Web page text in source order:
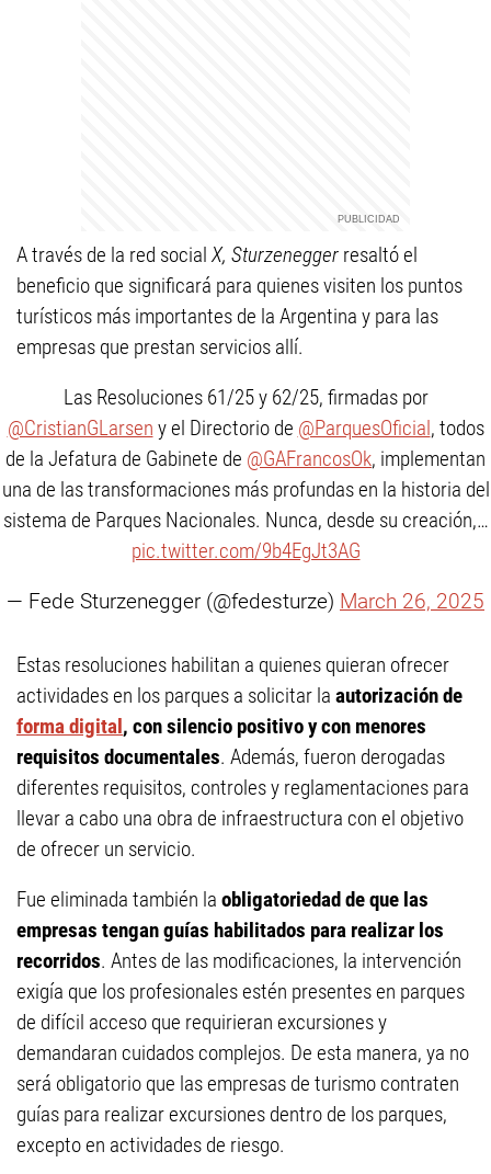
A través de la red social X, Sturzenegger resaltó el
beneficio que significará para quienes visiten los puntos
turísticos más importantes de la Argentina y para las
empresas que prestan servicios allí.
Las Resoluciones 61/25 y 62/25, firmadas por
@CristianGLarsen y el Directorio de @ParquesOficial, todos
de la Jefatura de Gabinete de @GAFrancosOk, implementan
una de las transformaciones más profundas en la historia del
sistema de Parques Nacionales. Nunca, desde su creación,…
pic.twitter.com/9b4EgJt3AG
— Fede Sturzenegger (@fedesturze) March 26, 2025
Estas resoluciones habilitan a quienes quieran ofrecer
actividades en los parques a solicitar la autorización de
forma digital, con silencio positivo y con menores
requisitos documentales. Además, fueron derogadas
diferentes requisitos, controles y reglamentaciones para
llevar a cabo una obra de infraestructura con el objetivo
de ofrecer un servicio.
Fue eliminada también la obligatoriedad de que las
empresas tengan guías habilitados para realizar los
recorridos. Antes de las modificaciones, la intervención
exigía que los profesionales estén presentes en parques
de difícil acceso que requirieran excursiones y
demandaran cuidados complejos. De esta manera, ya no
será obligatorio que las empresas de turismo contraten
guías para realizar excursiones dentro de los parques,
excepto en actividades de riesgo.